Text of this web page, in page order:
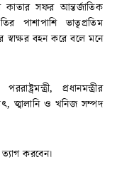
কাতার সফর আন্তর্জাতিক
পাশাপাশি ভাতৃপ্রতিম
স্বাক্ষর বহন করে বলে মনে
প্রধানমন্ত্রীর
জ্বালানি ও খনিজ সম্পদ
ত্যাগ করবেন।